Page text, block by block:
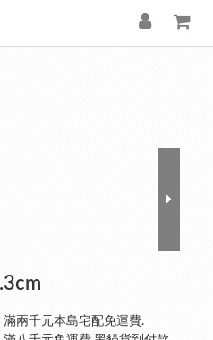
滿兩千元本島宅配免運費.